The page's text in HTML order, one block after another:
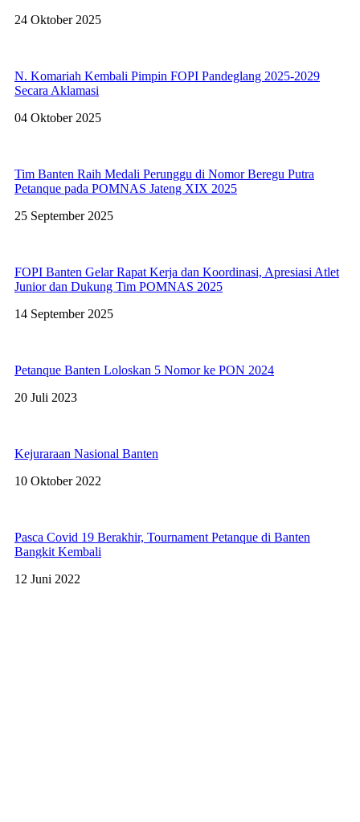
24 Oktober 2025
N. Komariah Kembali Pimpin FOPI Pandeglang 2025-2029
Secara Aklamasi
04 Oktober 2025
Tim Banten Raih Medali Perunggu di Nomor Beregu Putra
Petanque pada POMNAS Jateng XIX 2025
25 September 2025
FOPI Banten Gelar Rapat Kerja dan Koordinasi, Apresiasi Atlet
Junior dan Dukung Tim POMNAS 2025
14 September 2025
Petanque Banten Loloskan 5 Nomor ke PON 2024
20 Juli 2023
Kejuraraan Nasional Banten
10 Oktober 2022
Pasca Covid 19 Berakhir, Tournament Petanque di Banten
Bangkit Kembali
12 Juni 2022